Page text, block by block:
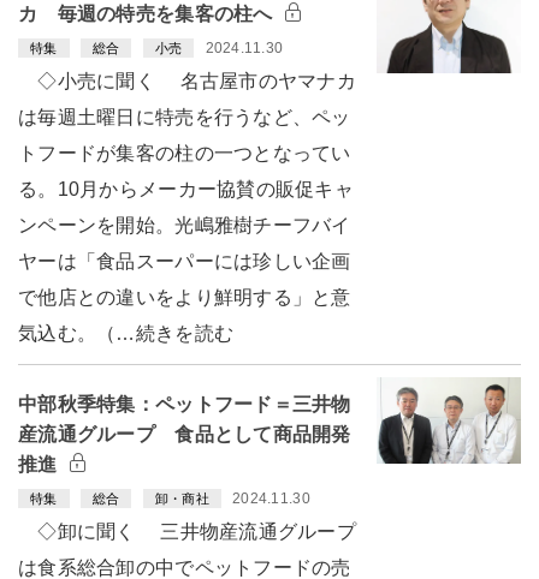
カ 毎週の特売を集客の柱へ
特集 総合 小売 2024.11.30
◇小売に聞く 名古屋市のヤマナカ
は毎週土曜日に特売を行うなど、ペッ
トフードが集客の柱の一つとなってい
る。10月からメーカー協賛の販促キャ
ンペーンを開始。光嶋雅樹チーフバイ
ヤーは「食品スーパーには珍しい企画
で他店との違いをより鮮明する」と意
気込む。（…続きを読む
中部秋季特集：ペットフード＝三井物
産流通グループ 食品として商品開発
推進
特集 総合 卸・商社 2024.11.30
◇卸に聞く 三井物産流通グループ
は食系総合卸の中でペットフードの売